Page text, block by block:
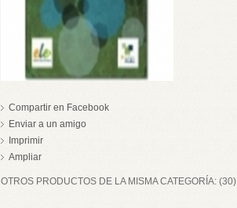
Compartir en Facebook
Enviar a un amigo
Imprimir
Ampliar
OTROS PRODUCTOS DE LA MISMA CATEGORÍA: (30)